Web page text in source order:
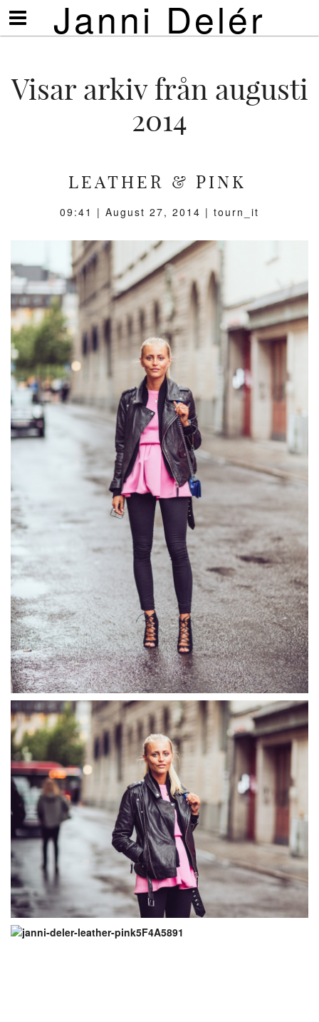
Janni Delér
Visa/göm
meny
Visar arkiv från augusti
2014
LEATHER & PINK
09:41 | August 27, 2014 | tourn_it